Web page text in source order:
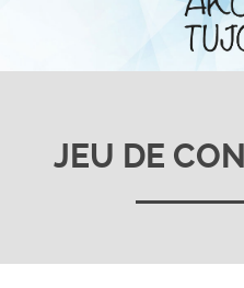
JEU DE